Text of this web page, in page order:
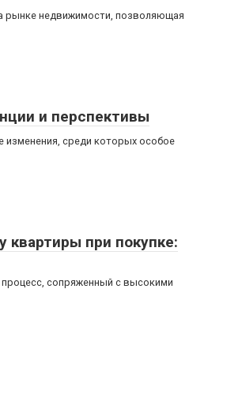
рынке недвижимости, позволяющая
и перспективы
среди которых особое
квартиры при покупке:
сопряженный с высокими